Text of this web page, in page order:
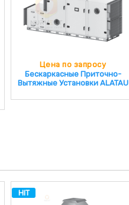
Цена по запросу
Бескаркасные Приточно-
Вытяжные Установки ALATAU
HIT